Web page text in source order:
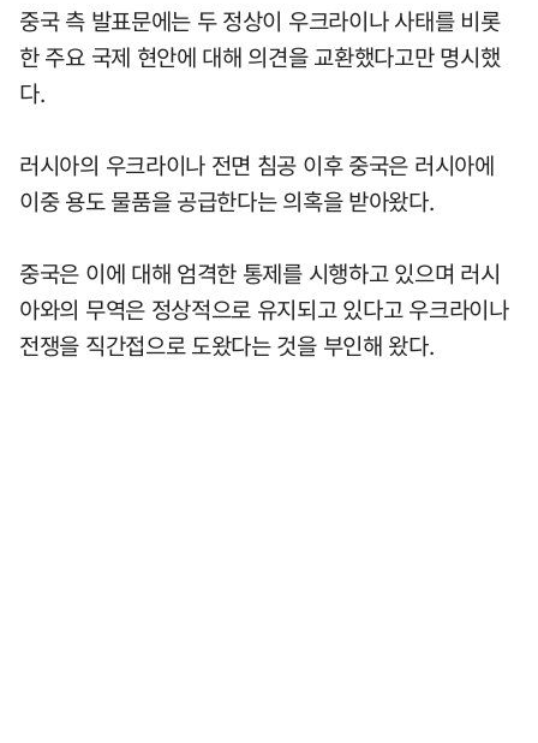
중국 측 발표문에는 두 정상이 우크라이나 사태를 비롯
한 주요 국제 현안에 대해 의견을 교환했다고만 명시했
다.
러시아의 우크라이나 전면 침공 이후 중국은 러시아에
이중 용도 물품을 공급한다는 의혹을 받아왔다.
중국은 이에 대해 엄격한 통제를 시행하고 있으며 러시
아와의 무역은 정상적으로 유지되고 있다고 우크라이나
전쟁을 직간접으로 도왔다는 것을 부인해 왔다.